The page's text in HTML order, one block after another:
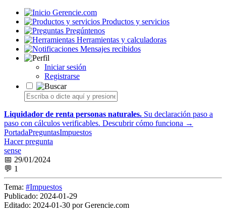
Gerencie.com
Productos y servicios
Pregúntenos
Herramientas y calculadoras
Mensajes recibidos
Iniciar sesión
Registrarse
Liquidador de renta personas naturales. Su declaración paso a
paso con cálculos verificables. Descubrir cómo funciona →
PortadaPreguntasImpuestos
Hacer pregunta
sense
📅 29/01/2024
💬 1
Tema: #Impuestos
Publicado: 2024-01-29
Editado: 2024-01-30 por Gerencie.com